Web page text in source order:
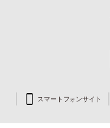
スマートフォンサイト